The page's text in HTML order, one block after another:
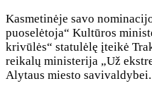
Kasmetinėje savo
puoselėtoja“ Kultūros
krivūlės“ statulėlę įteikė
reikalų ministerija „Už
Alytaus miesto savivaldybei.